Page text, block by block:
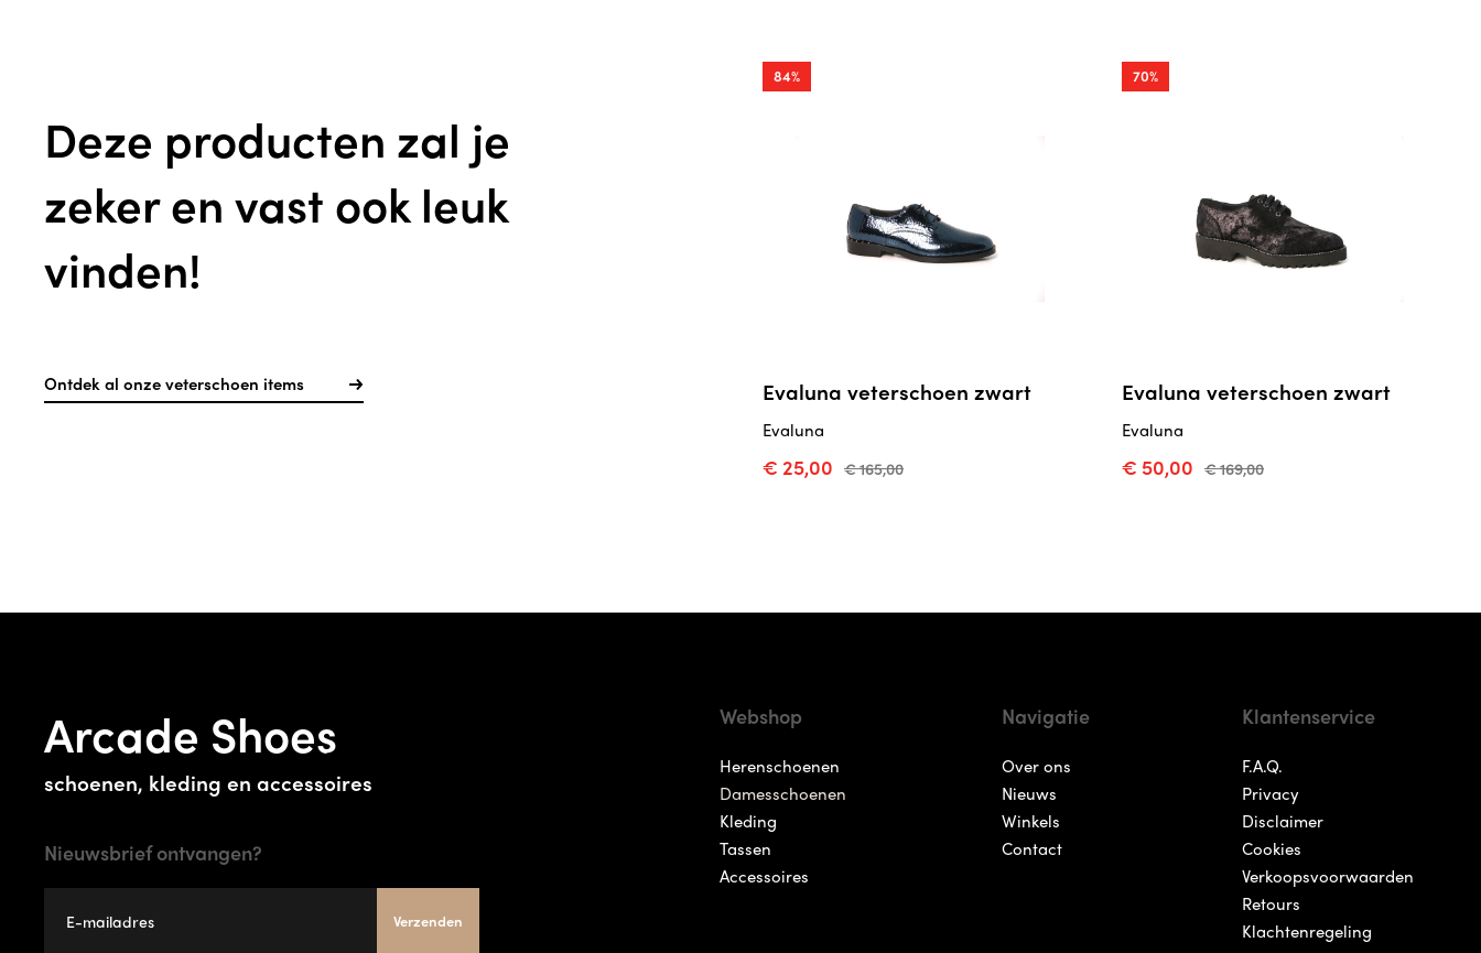
Deze producten zal je
zeker en vast ook leuk
vinden!
Ontdek al onze veterschoen items
84%
Evaluna veterschoen zwart
Evaluna
€ 25,00 € 165,00
70%
Evaluna veterschoen zwart
Evaluna
€ 50,00 € 169,00
Arcade Shoes
schoenen, kleding en accessoires
Nieuwsbrief ontvangen?
Verzenden
Webshop
Herenschoenen
Damesschoenen
Kleding
Tassen
Accessoires
Navigatie
Over ons
Nieuws
Winkels
Contact
Klantenservice
F.A.Q.
Privacy
Disclaimer
Cookies
Verkoopsvoorwaarden
Retours
Klachtenregeling